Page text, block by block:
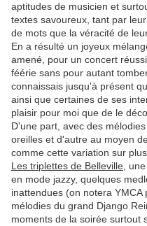
aptitudes de musicien et
textes savoureux, tant par
de mots que la véracité de
En a résulté un joyeux
amené, pour un concert
féérie sans pour autant
connaissais jusqu'à présent
ainsi que certaines de ses
plaisir pour moi que de le
D'une part, avec des
oreilles et d'autre au moyen
comme cette variation sur
Les triplettes de Belleville ,
en mode jazzy, quelques
inattendues (on notera
mélodies du grand Django
moments de la soirée surtout